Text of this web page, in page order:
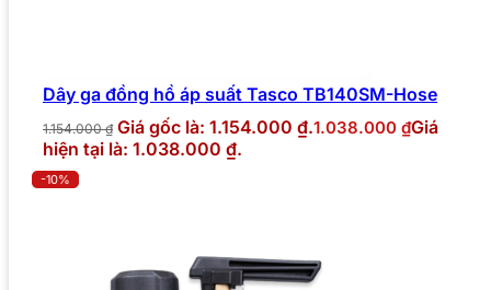
Dây ga đồng hồ áp suất Tasco TB140SM-Hose
1.154.000₫ Giá gốc là: 1.154.000 ₫.1.038.000 ₫Giá
hiện tại là: 1.038.000 ₫.
-10%